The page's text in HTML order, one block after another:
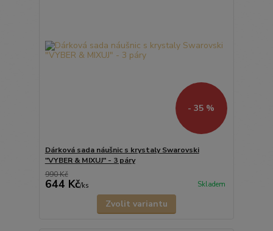
- 35 %
Dárková sada náušnic s krystaly Swarovski
"VYBER & MIXUJ" - 3 páry
990 Kč
644 Kč/ks Skladem
Zvolit variantu